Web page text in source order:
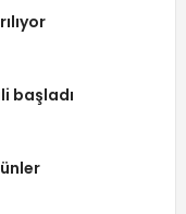
başladı